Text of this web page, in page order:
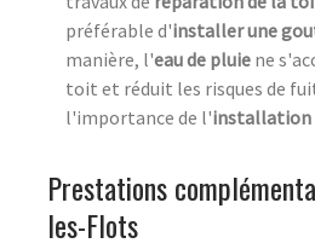
préférable d'installer une
manière, l'eau de pluie ne
toit et réduit les risques de
l'importance de l'installation
Prestations
les-Flots